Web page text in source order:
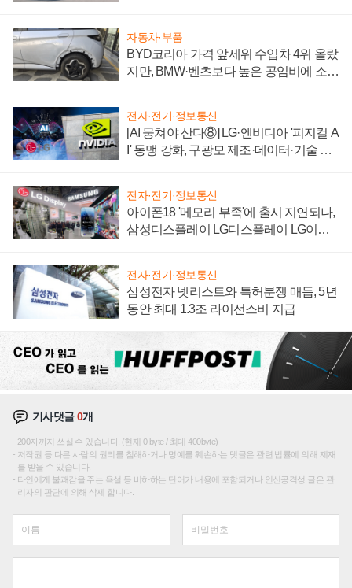
자동차·부품
BYD코리아 가격 앞세워 수입차 4위 올랐
지만, BMW·벤츠보다 높은 공임비에 소비
전자·전기·정보통신
[AI 뭉쳐야 산다⑧] LG·엔비디아 '피지컬 A
I' 동맹 강화, 구광모 제조·데이터·기술 결
전자·전기·정보통신
아이폰18 '메모리 부족'에 출시 지연되나,
삼성디스플레이 LG디스플레이 LG이노
전자·전기·정보통신
삼성전자 넷리스트와 특허분쟁 매듭, 5년
동안 최대 1.3조 라이선스비 지급
기사댓글0개
200자까지 쓰실 수 있습니다. (현재 0 byte / 최대 400byte)
저작권 등 다른 사람의 권리를 침해하거나 명예를 훼손하는 댓글은 관련 법률에 의해 제재
를 받을 수 있습니다.
타인에게 불쾌감을 주는 욕설 등 비하하는 단어가 내용에 포함되거나 인신공격성 글은 관
리자의 판단에 의해 삭제 합니다.